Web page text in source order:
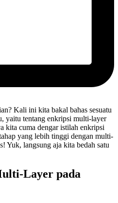
Kali ini kita bakal bahas sesuatu
yaitu tentang enkripsi multi-layer
kita cuma dengar istilah enkripsi
yang lebih tinggi dengan multi-
Yuk, langsung aja kita bedah satu
Layer pada